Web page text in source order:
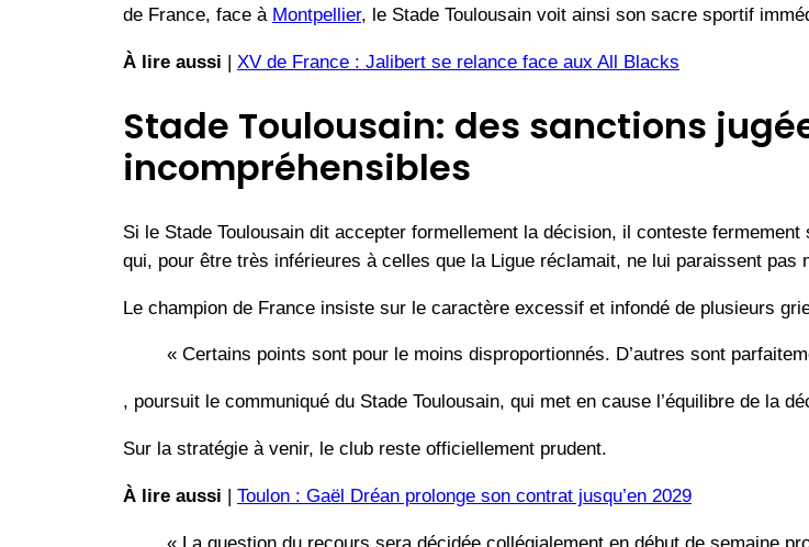
de France, face à Montpellier, le Stade Toulousain voit ainsi son sacre sportif
À lire aussi | XV de France : Jalibert se relance face aux All Blacks
Stade Toulousain: des sanctions
incompréhensibles
Si le Stade Toulousain dit accepter formellement la décision, il conteste
qui, pour être très inférieures à celles que la Ligue réclamait, ne lui paraissent
Le champion de France insiste sur le caractère excessif et infondé de plusieurs
« Certains points sont pour le moins disproportionnés. D’autres sont
, poursuit le communiqué du Stade Toulousain, qui met en cause l’équilibre de la
Sur la stratégie à venir, le club reste officiellement prudent.
À lire aussi | Toulon : Gaël Dréan prolonge son contrat jusqu’en 2029
« La question du recours sera décidée collégialement en début de semaine